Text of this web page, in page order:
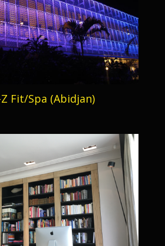
Z Fit/Spa (Abidjan)